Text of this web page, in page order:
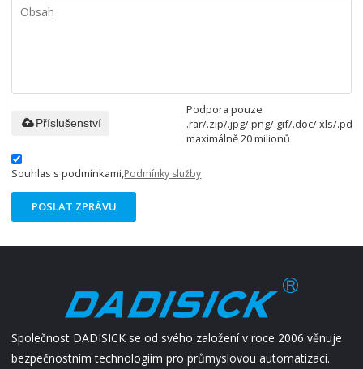
Podpora pouze
.rar/.zip/.jpg/.png/.gif/.doc/.xls/.pdf,
maximálně 20 milionů
Příslušenství
Souhlas s podmínkami,Podmínky služby
POSLAT ZPRÁVU
Společnost DADISICK se od svého založení v roce 2006 věnuje
bezpečnostním technologiím pro průmyslovou automatizaci.